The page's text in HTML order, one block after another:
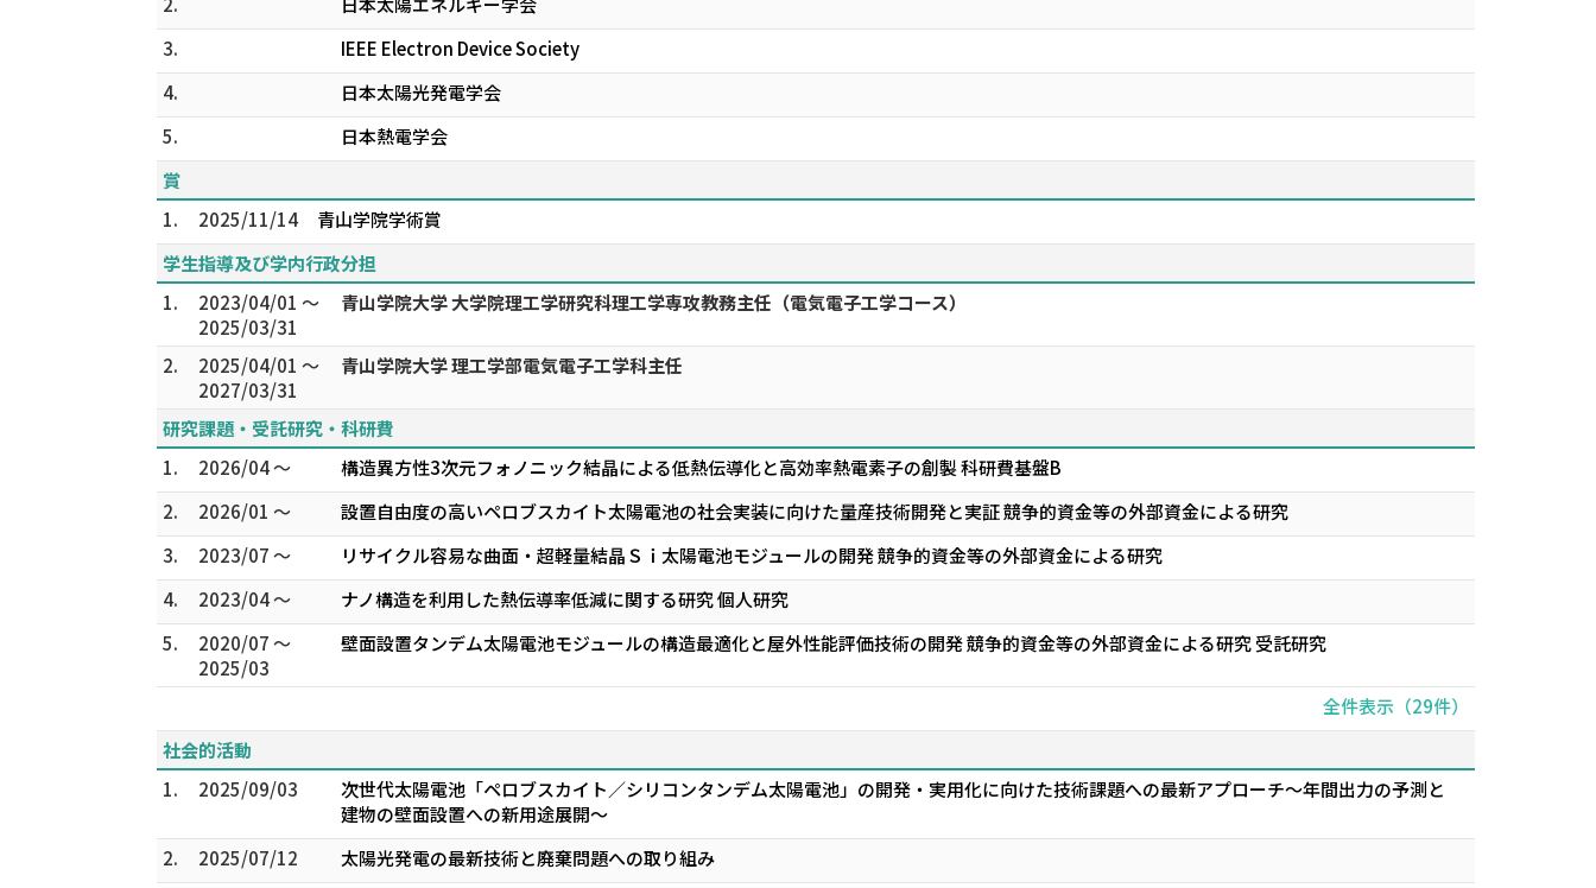
3.
IEEE Electron Device Society
4.
日本太陽光発電学会
5.
日本熱電学会
賞
1.
2025/11/14
青山学院学術賞
学生指導及び学内行政分担
1.
2023/04/01 ～
2025/03/31
青山学院大学 大学院理工学研究科理工学専攻教務主任（電気電子工学コース）
2.
2025/04/01 ～
2027/03/31
青山学院大学 理工学部電気電子工学科主任
研究課題・受託研究・科研費
1.
2026/04 ～
構造異方性3次元フォノニック結晶による低熱伝導化と高効率熱電素子の創製 科研費基盤B
2.
2026/01 ～
設置自由度の高いペロブスカイト太陽電池の社会実装に向けた量産技術開発と実証 競争的資金等の外部資金による研究
3.
2023/07 ～
リサイクル容易な曲面・超軽量結晶Ｓｉ太陽電池モジュールの開発 競争的資金等の外部資金による研究
4.
2023/04 ～
ナノ構造を利用した熱伝導率低減に関する研究 個人研究
5.
2020/07 ～
2025/03
壁面設置タンデム太陽電池モジュールの構造最適化と屋外性能評価技術の開発 競争的資金等の外部資金による研究 受託研究
全件表示（29件）
社会的活動
1.
2025/09/03
次世代太陽電池「ペロブスカイト／シリコンタンデム太陽電池」の開発・実用化に向けた技術課題への最新アプローチ～年間出力の予測と
建物の壁面設置への新用途展開～
2.
2025/07/12
太陽光発電の最新技術と廃棄問題への取り組み